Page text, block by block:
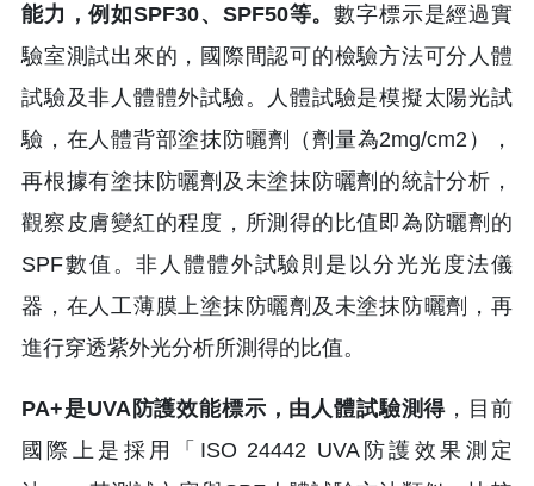
能力，例如SPF30、SPF50等。數字標示是經過實
驗室測試出來的，國際間認可的檢驗方法可分人體
試驗及非人體體外試驗。人體試驗是模擬太陽光試
驗，在人體背部塗抹防曬劑（劑量為2mg/cm2），
再根據有塗抹防曬劑及未塗抹防曬劑的統計分析，
觀察皮膚變紅的程度，所測得的比值即為防曬劑的
SPF數值。非人體體外試驗則是以分光光度法儀
器，在人工薄膜上塗抹防曬劑及未塗抹防曬劑，再
進行穿透紫外光分析所測得的比值。
PA+是UVA防護效能標示，由人體試驗測得 ，目前
國際上是採用「ISO 24442 UVA防護效果測定